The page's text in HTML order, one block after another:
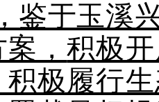
鉴于玉溪
案，积极
积极履行